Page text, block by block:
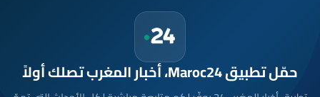
حمّل تطبيق Maroc24، أخبار المغرب تصلك أولاً